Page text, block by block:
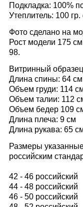
Подкладка: 100%
Утеплитель: 100 гр.
Фото сделано на
Рост модели 175
98.
Витринный
Длина спины: 64 см
Объем груди: 114
Объем талии: 112
Объем бедер 109
Длина плеча: 9 см
Длина рукава: 65
Размеры
российским
42 - 46 российский
44 - 48 российский
46 - 50 российский